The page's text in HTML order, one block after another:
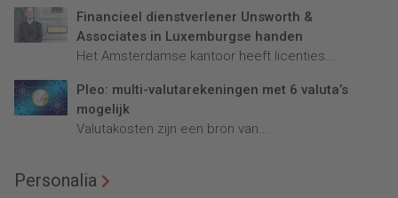
Financieel dienstverlener Unsworth &
Associates in Luxemburgse handen
Het Amsterdamse kantoor heeft licenties...
Pleo: multi-valutarekeningen met 6 valuta’s
mogelijk
Valutakosten zijn een bron van...
Personalia